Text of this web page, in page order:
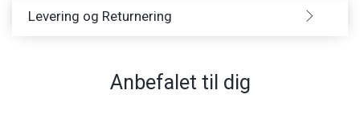
Levering og Returnering
Anbefalet til dig